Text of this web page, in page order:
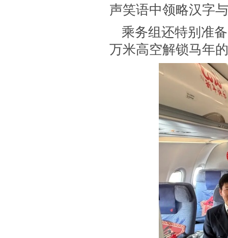
声笑语中领略汉字
乘务组还特别准
万米高空解锁马年